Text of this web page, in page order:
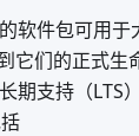
软件包可用于
它们的正式生
期支持（LTS